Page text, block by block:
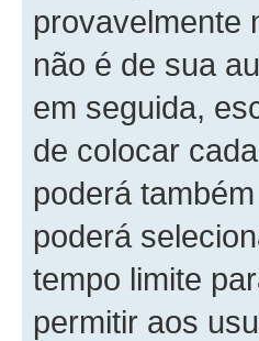
provavelmente
não é de sua
em seguida,
de colocar
poderá
poderá
tempo limite
permitir aos